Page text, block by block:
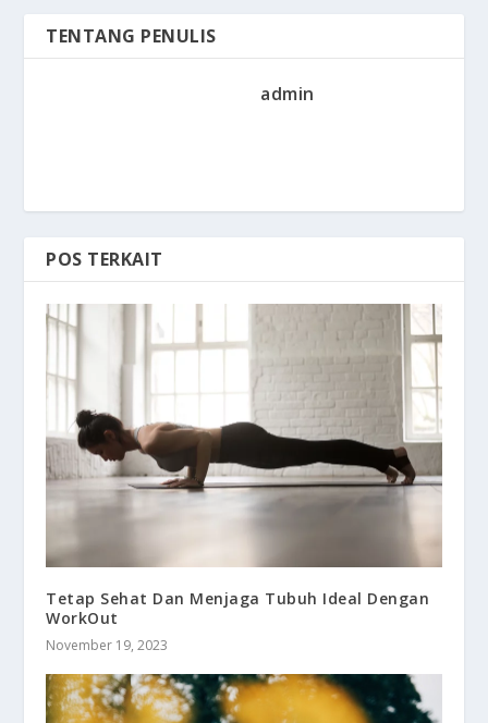
TENTANG PENULIS
admin
POS TERKAIT
Tetap Sehat Dan Menjaga Tubuh Ideal Dengan
WorkOut
November 19, 2023